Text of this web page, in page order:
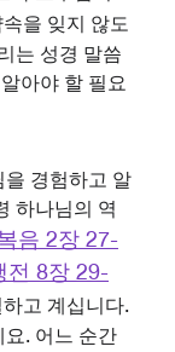
을 잊지 않도
는 성경 말씀
아야 할 필요
경험하고 알
하나님의 역
음 2장 27-
전 8장 29-
고 계십니다.
요. 어느 순간